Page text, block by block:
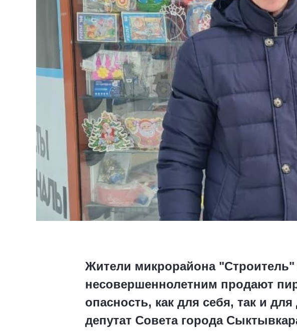
Жители микрорайона
несовершеннолетним продают
опасность, как для себя, так и
депутат Совета города